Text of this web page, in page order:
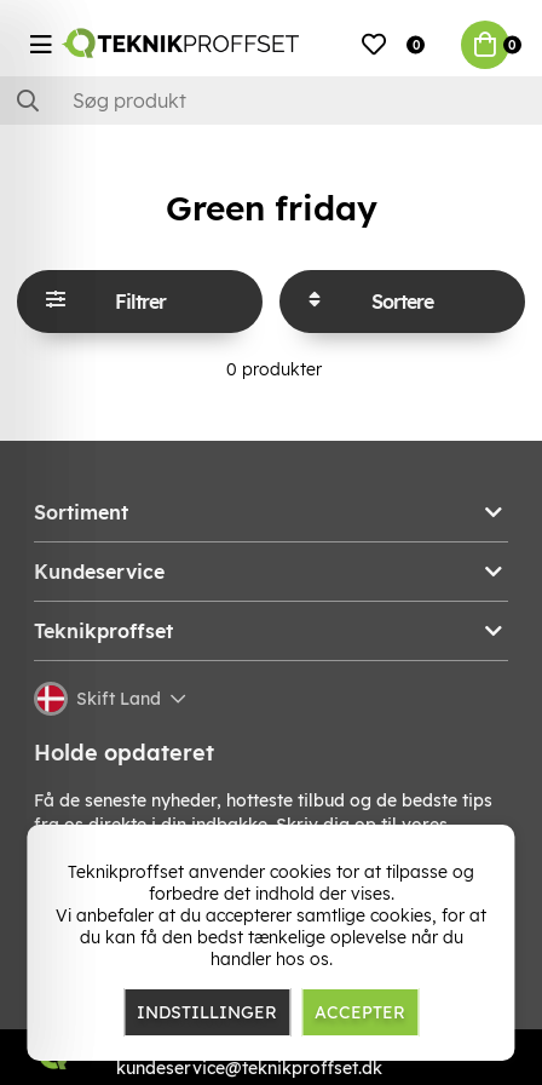
0 0
Green friday
Filtrer Sortere
0 produkter
Sortiment
Kundeservice
Teknikproffset
Skift Land
Holde opdateret
Få de seneste nyheder, hotteste tilbud og de bedste tips
fra os direkte i din indbakke. Skriv dig op til vores
kundeservice@teknikproffset.dk
Teknikproffset anvender cookies tor at tilpasse og
forbedre det indhold der vises.
Vi anbefaler at du accepterer samtlige cookies, for at
du kan få den bedst tænkelige oplevelse når du
handler hos os.
INDSTILLINGER ACCEPTER